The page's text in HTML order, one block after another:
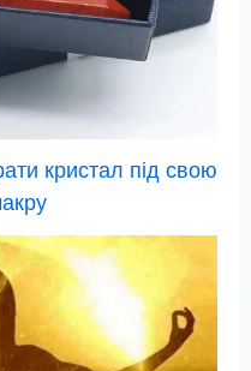
кристал під свою